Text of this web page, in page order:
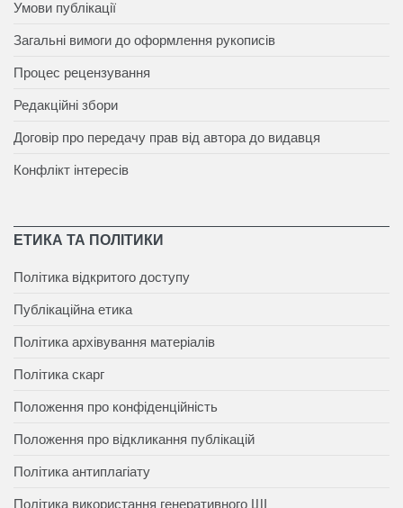
Умови публікації
Загальні вимоги до оформлення рукописів
Процес рецензування
Редакційні збори
Договір про передачу прав від автора до видавця
Конфлікт інтересів
ЕТИКА ТА ПОЛІТИКИ
Політика відкритого доступу
Публікаційна етика
Політика архівування матеріалів
Політика скарг
Положення про конфіденційність
Положення про відкликання публікацій
Політика антиплагіату
Політика використання генеративного ШІ